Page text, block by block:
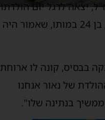
יצאה לרגל יום הולדתו
שחל היום לחלק שי לעובדי ניקיון ברובע י"ב. המחווה האנושית נועדה להנציח את נאור, בן 24 במותו, שאמור היה
בבסיס, קונה לו ארוחת
של נאור אנחנו
בנתינה שלו".